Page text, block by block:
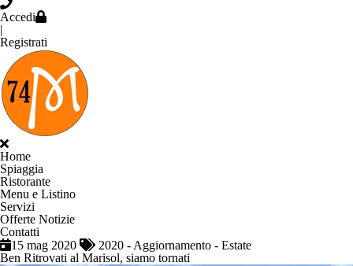
Accedi
|
Registrati
Home
Spiaggia
Ristorante
Menu e Listino
Servizi
Offerte Notizie
Contatti
15 mag 2020
2020 - Aggiornamento - Estate
Ben Ritrovati al Marisol, siamo tornati